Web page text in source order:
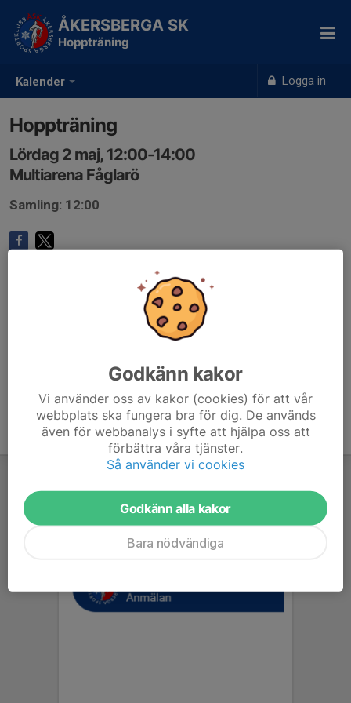
Kalender Logga in
ÅKERSBERGA SK
Hoppträning
Hoppträning
Lördag 2 maj, 12:00-14:00
Multiarena Fåglarö
Samling: 12:00
Godkänn kakor
Vi använder oss av kakor (cookies) för att vår
webbplats ska fungera bra för dig. De används
även för webbanalys i syfte att hjälpa oss att
förbättra våra tjänster.
Så använder vi cookies
Godkänn alla kakor
Bara nödvändiga